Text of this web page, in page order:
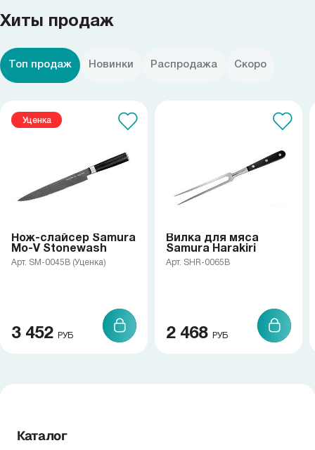
Хиты продаж
Топ продаж Новинки Распродажа Скоро
Уценка
Нож-слайсер Samura
Mo-V Stonewash
Арт. SM-0045B (Уценка)
3 452 РУБ
Вилка для мяса
Samura Harakiri
Арт. SHR-0065B
2 468 РУБ
Каталог